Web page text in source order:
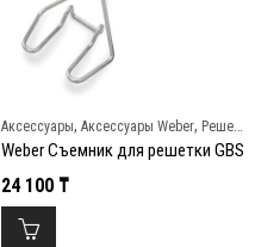
Аксессуары, Аксессуары Weber, Решетки и противни
Weber Съемник для решетки GBS
24 100 ₸